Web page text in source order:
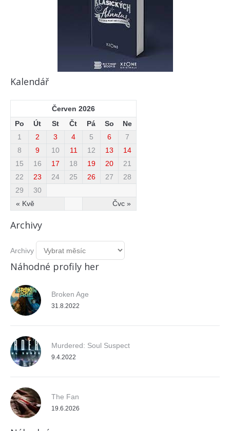
Kalendář
Červen 2026
Po
Út St Čt Pá So Ne
« Kvě Čvc »
1 2 3 4 5 6
7
8
9 10 11 12 13
14
15
16 17 18 19 20
21
22
23 24 25 26 27
28
29
30
Archivy
Archivy
Náhodné profily her
Broken Age
31.8.2022
Murdered: Soul Suspect
9.4.2022
The Fan
19.6.2026